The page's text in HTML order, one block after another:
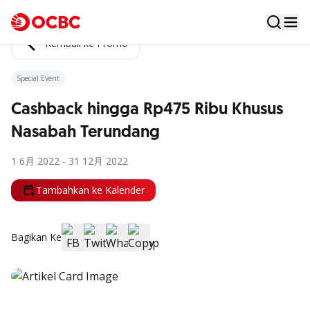
Kembali ke Promo
Special Event
Cashback hingga Rp475 Ribu Khusus
Nasabah Terundang
1 6月 2022 - 31 12月 2022
Tambahkan ke Kalender
Bagikan Ke